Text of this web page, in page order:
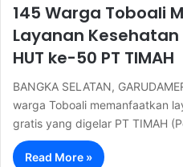
145 Warga Toboali
Layanan
HUT ke-50 PT TIMAH
BANGKA SELATAN,
warga Toboali memanfaatkan
gratis yang digelar PT TIMAH
Read More »